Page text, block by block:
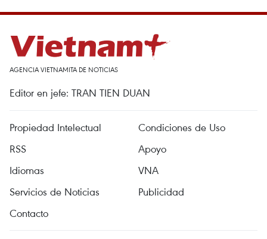
AGENCIA VIETNAMITA DE NOTICIAS
Editor en jefe: TRAN TIEN DUAN
Propiedad Intelectual
Condiciones de Uso
RSS
Apoyo
Idiomas
VNA
Servicios de Noticias
Publicidad
Contacto